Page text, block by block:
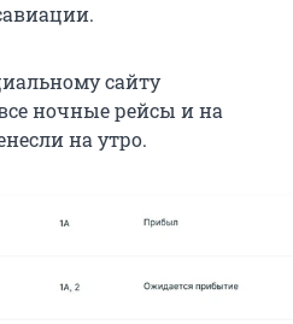
сайту
ночные рейсы и на
на утро.